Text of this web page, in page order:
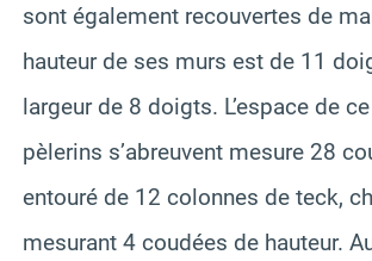
sont également recouvertes de
hauteur de ses murs est de 11
largeur de 8 doigts. L’espace de
pèlerins s’abreuvent mesure 28
entouré de 12 colonnes de teck,
mesurant 4 coudées de hauteur.